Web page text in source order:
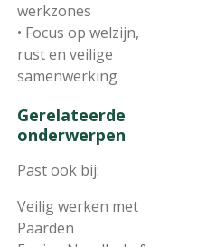
werkzones
• Focus op welzijn,
rust en veilige
samenwerking
Gerelateerde
onderwerpen
Past ook bij:
Veilig werken met
Paarden